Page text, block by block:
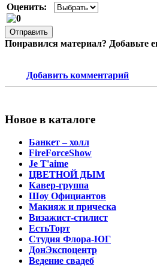
Оценить:
Понравился материал? Добавьте
Добавить комментарий
Новое в каталоге
Банкет – холл
FireForceShow
Je T'aime
ЦВЕТНОЙ ДЫМ
Кавер-группа
Шоу Официантов
Макияж и прическа
Визажист-стилист
ЕстьТорт
Студия Флора-ЮГ
ДонЭкспоцентр
Ведение свадеб